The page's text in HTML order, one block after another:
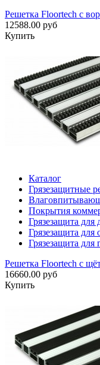
Решетка Floortech с
12588.00 руб
Купить
Каталог
Грязезащитные
Покрытия
Грязезащита для
Грязезащита для
Грязезащита для
Решетка Floortech с
16660.00 руб
Купить